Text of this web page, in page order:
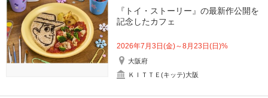
『トイ・ストーリー』の最新作公開を
記念したカフェ
2026年7月3日(金)～8月23日(日)%
大阪府
ＫＩＴＴＥ(キッテ)大阪